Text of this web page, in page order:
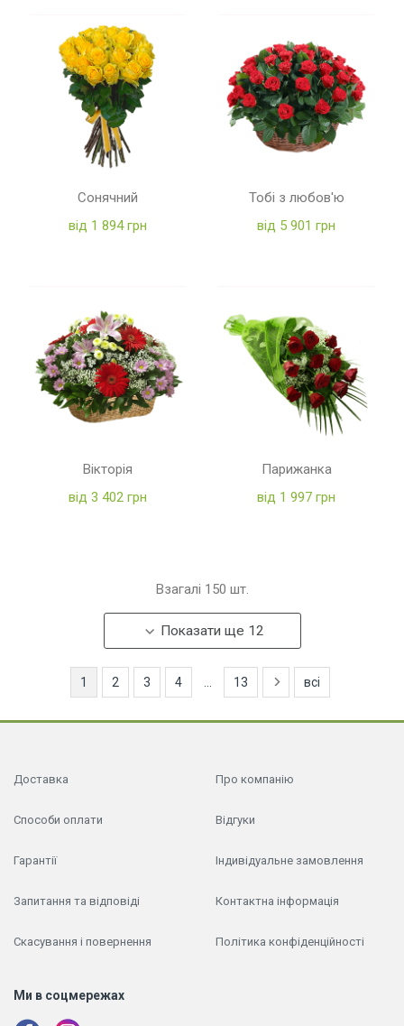
Сонячний
від 1 894 грн
Тобі з любов'ю
від 5 901 грн
Вікторія
від 3 402 грн
Парижанка
від 1 997 грн
Взагалі 150 шт.
Показати ще 12
1 2 3 4 13 всі
Доставка
Способи оплати
Гарантії
Запитання та відповіді
Скасування і повернення
Про компанію
Відгуки
Індивідуальне замовлення
Контактна інформація
Політика конфіденційності
Ми в соцмережах